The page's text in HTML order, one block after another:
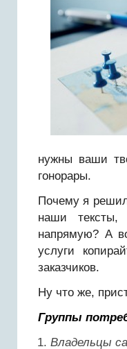
нужны ваши
гонорары.
Почему я
наши тексты,
напрямую? А
услуги
заказчиков.
Ну что же,
Группы
Владельцы